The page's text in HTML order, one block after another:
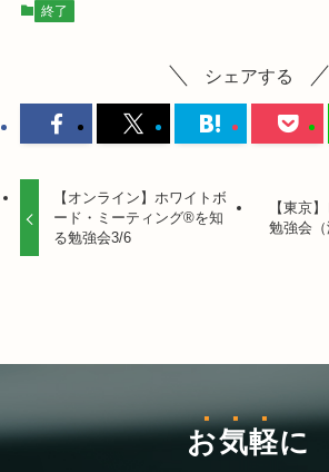
終了
シェアする
【オンライン】ホワイトボ
ード・ミーティング®を知
る勉強会3/6
【東京
勉強会
お気軽に